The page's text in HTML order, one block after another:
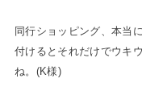
同行ショッピング、本当
付けるとそれだけでウキ
ね。(K様)